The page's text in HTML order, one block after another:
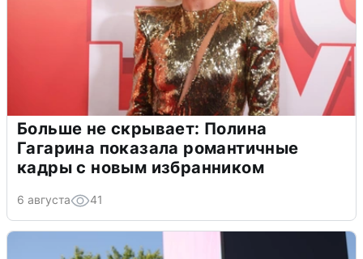
Больше не скрывает: Полина
Гагарина показала романтичные
кадры с новым избранником
6 августа 41